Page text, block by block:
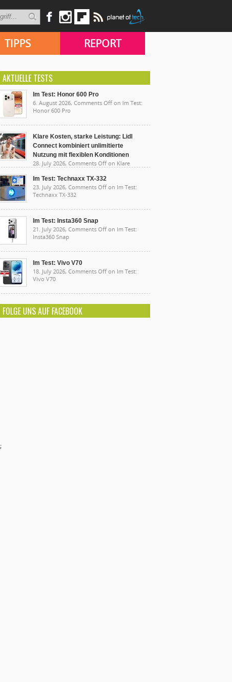
TIPPS REPORT
AKTUELLE TESTS
Im Test: Honor 600 Pro
6. August 2026, Comments Off on Im Test:
Honor 600 Pro
Klare Kosten, starke Leistung: Lidl
Connect kombiniert unlimitierte
Nutzung mit flexiblen Konditionen
28. July 2026, Comments Off on Klare
unlimitierte Nutzung mit flexiblen Konditionen
Im Test: Technaxx TX-332
23. July 2026, Comments Off on Im Test:
Technaxx TX-332
Im Test: Insta360 Snap
21. July 2026, Comments Off on Im Test:
Insta360 Snap
Im Test: Vivo V70
18. July 2026, Comments Off on Im Test:
Vivo V70
FOLGE UNS AUF FACEBOOK